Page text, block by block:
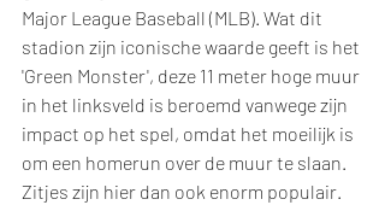
Major League Baseball (MLB). Wat dit
stadion zijn iconische waarde geeft is het
'Green Monster', deze 11 meter hoge muur
in het linksveld is beroemd vanwege zijn
impact op het spel, omdat het moeilijk is
om een homerun over de muur te slaan.
Zitjes zijn hier dan ook enorm populair.